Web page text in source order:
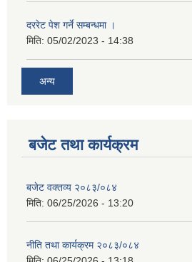
दररेट पेश गर्ने सम्बन्धमा ।
मिति: 05/02/2023 - 14:38
अन्य
बजेट तथा कार्यक्रम
बजेट वक्तव्य २०८३/०८४
मिति: 06/25/2026 - 13:20
नीति तथा कार्यक्रम २०८३/०८४